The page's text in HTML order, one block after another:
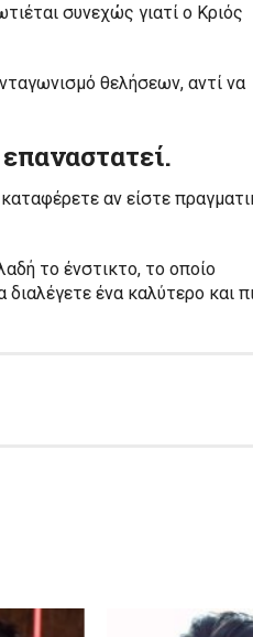
συνεχώς γιατί ο Κριός
θελήσεων, αντί να
αν είστε
το ένστικτο, το οποίο
ένα καλύτερο και